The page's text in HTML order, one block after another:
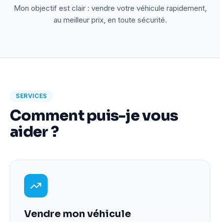
Mon objectif est clair : vendre votre véhicule rapidement,
au meilleur prix, en toute sécurité.
SERVICES
Comment puis-je vous
aider ?
Vendre mon véhicule